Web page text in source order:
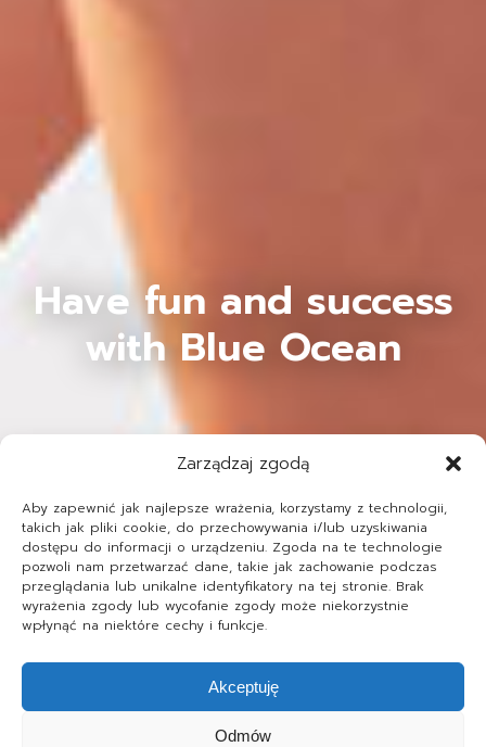
Zarządzaj zgodą
Aby zapewnić jak najlepsze wrażenia, korzystamy z technologii,
takich jak pliki cookie, do przechowywania i/lub uzyskiwania
dostępu do informacji o urządzeniu. Zgoda na te technologie
pozwoli nam przetwarzać dane, takie jak zachowanie podczas
przeglądania lub unikalne identyfikatory na tej stronie. Brak
wyrażenia zgody lub wycofanie zgody może niekorzystnie
wpłynąć na niektóre cechy i funkcje.
Akceptuję
Odmów
Have fun and success
with Blue Ocean